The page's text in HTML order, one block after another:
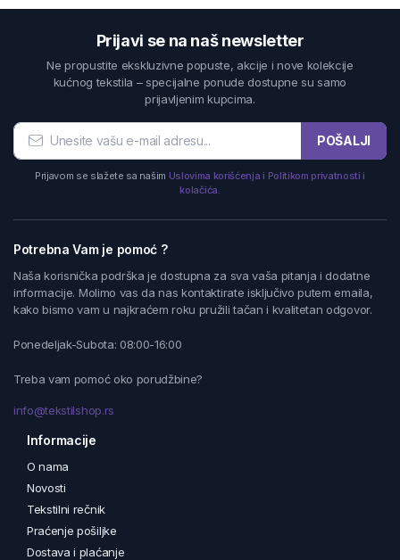
Prijavi se na naš newsletter
Ne propustite ekskluzivne popuste, akcije i nove kolekcije
kućnog tekstila – specijalne ponude dostupne su samo
prijavljenim kupcima.
POŠALJI
Prijavom se slažete sa našim Uslovima korišćenja i Politikom privatnosti i
kolačića.
Potrebna Vam je pomoć ?
Naša korisnička podrška je dostupna za sva vaša pitanja i dodatne
informacije. Molimo vas da nas kontaktirate isključivo putem emaila,
kako bismo vam u najkraćem roku pružili tačan i kvalitetan odgovor.
Ponedeljak-Subota: 08:00-16:00
Treba vam pomoć oko porudžbine?
info@tekstilshop.rs
Informacije
O nama
Novosti
Tekstilni rečnik
Praćenje pošiljke
Dostava i plaćanje